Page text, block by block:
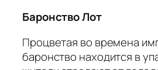
Баронство Лот
Процветая во времена
баронство находится в